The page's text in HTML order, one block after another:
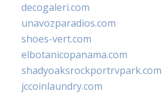
decogaleri.com
unavozparadios.com
shoes-vert.com
elbotanicopanama.com
shadyoaksrockportrvpark.com
jccoinlaundry.com